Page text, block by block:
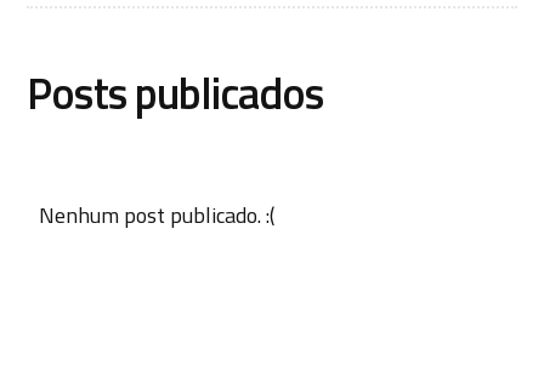
Posts publicados
Nenhum post publicado. :(